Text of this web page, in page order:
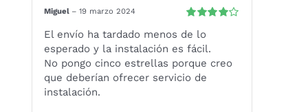
con4
Miguel – 19 marzo 2024
El envío ha tardado menos de lo
esperado y la instalación es fácil.
No pongo cinco estrellas porque creo
que deberían ofrecer servicio de
instalación.